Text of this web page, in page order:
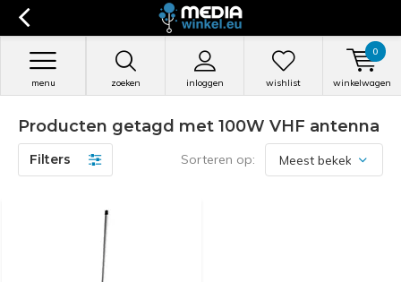
zoeken inloggen
menu wishlist winkelwagen
0
Producten getagd met 100W VHF antenna
Filters Sorteren op: